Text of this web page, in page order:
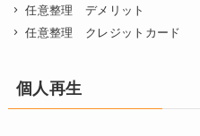
任意整理 デメリット
任意整理 クレジットカード
個人再生